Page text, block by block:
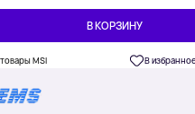
В КОРЗИНУ
MSI В избранное